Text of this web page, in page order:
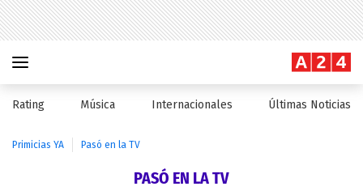
Rating Música Internacionales Últimas Noticias
Primicias YA Pasó en la TV
PASÓ EN LA TV